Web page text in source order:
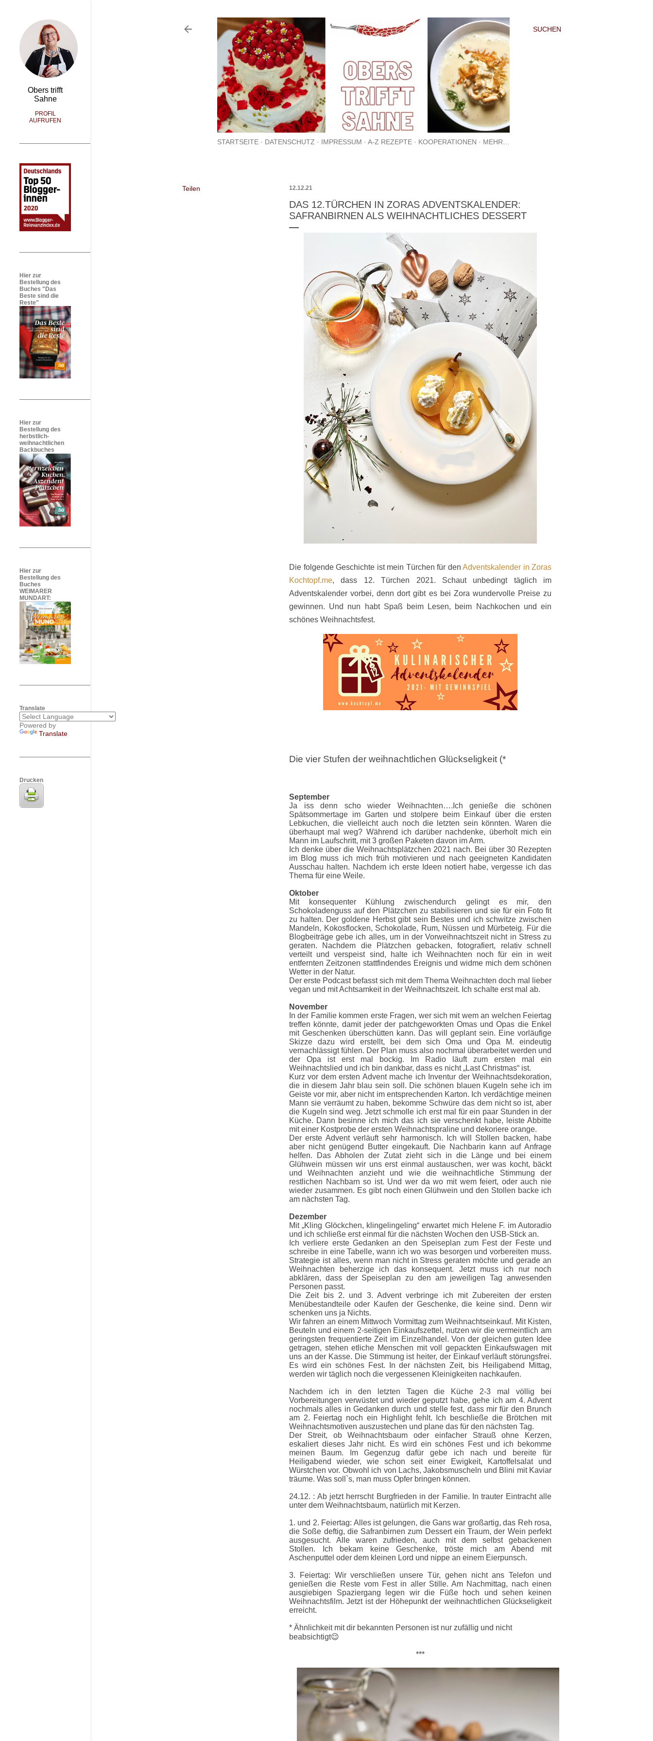
SUCHEN
STARTSEITE DATENSCHUTZ IMPRESSUM A-Z REZEPTE KOOPERATIONEN MEHR…
Teilen 12.12.21
DAS 12.TÜRCHEN IN ZORAS ADVENTSKALENDER:
SAFRANBIRNEN ALS WEIHNACHTLICHES DESSERT
Die folgende Geschichte ist mein Türchen für den Adventskalender in Zoras
Kochtopf.me, dass 12. Türchen 2021. Schaut unbedingt täglich im
Adventskalender vorbei, denn dort gibt es bei Zora wundervolle Preise zu
gewinnen. Und nun habt Spaß beim Lesen, beim Nachkochen und ein
schönes Weihnachtsfest.
Die vier Stufen der weihnachtlichen Glückseligkeit (*
September
Ja iss denn scho wieder Weihnachten….Ich genieße die schönen
Spätsommertage im Garten und stolpere beim Einkauf über die ersten
Lebkuchen, die vielleicht auch noch die letzten sein könnten. Waren die
überhaupt mal weg? Während ich darüber nachdenke, überholt mich ein
Mann im Laufschritt, mit 3 großen Paketen davon im Arm.
Ich denke über die Weihnachtsplätzchen 2021 nach. Bei über 30 Rezepten
im Blog muss ich mich früh motivieren und nach geeigneten Kandidaten
Ausschau halten. Nachdem ich erste Ideen notiert habe, vergesse ich das
Thema für eine Weile.
Oktober
Mit konsequenter Kühlung zwischendurch gelingt es mir, den
Schokoladenguss auf den Plätzchen zu stabilisieren und sie für ein Foto fit
zu halten. Der goldene Herbst gibt sein Bestes und ich schwitze zwischen
Mandeln, Kokosflocken, Schokolade, Rum, Nüssen und Mürbeteig. Für die
Blogbeiträge gebe ich alles, um in der Vorweihnachtszeit nicht in Stress zu
geraten. Nachdem die Plätzchen gebacken, fotografiert, relativ schnell
verteilt und verspeist sind, halte ich Weihnachten noch für ein in weit
entfernten Zeitzonen stattfindendes Ereignis und widme mich dem schönen
Wetter in der Natur.
Der erste Podcast befasst sich mit dem Thema Weihnachten doch mal lieber
vegan und mit Achtsamkeit in der Weihnachtszeit. Ich schalte erst mal ab.
November
In der Familie kommen erste Fragen, wer sich mit wem an welchen Feiertag
treffen könnte, damit jeder der patchgeworkten Omas und Opas die Enkel
mit Geschenken überschütten kann. Das will geplant sein. Eine vorläufige
Skizze dazu wird erstellt, bei dem sich Oma und Opa M. eindeutig
vernachlässigt fühlen. Der Plan muss also nochmal überarbeitet werden und
der Opa ist erst mal bockig. Im Radio läuft zum ersten mal ein
Weihnachtslied und ich bin dankbar, dass es nicht „Last Christmas“ ist.
Kurz vor dem ersten Advent mache ich Inventur der Weihnachtsdekoration,
die in diesem Jahr blau sein soll. Die schönen blauen Kugeln sehe ich im
Geiste vor mir, aber nicht im entsprechenden Karton. Ich verdächtige meinen
Mann sie verräumt zu haben, bekomme Schwüre das dem nicht so ist, aber
die Kugeln sind weg. Jetzt schmolle ich erst mal für ein paar Stunden in der
Küche. Dann besinne ich mich das ich sie verschenkt habe, leiste Abbitte
mit einer Kostprobe der ersten Weihnachtspraline und dekoriere orange.
Der erste Advent verläuft sehr harmonisch. Ich will Stollen backen, habe
aber nicht genügend Butter eingekauft. Die Nachbarin kann auf Anfrage
helfen. Das Abholen der Zutat zieht sich in die Länge und bei einem
Glühwein müssen wir uns erst einmal austauschen, wer was kocht, bäckt
und Weihnachten anzieht und wie die weihnachtliche Stimmung der
restlichen Nachbarn so ist. Und wer da wo mit wem feiert, oder auch nie
wieder zusammen. Es gibt noch einen Glühwein und den Stollen backe ich
am nächsten Tag.
Dezember
Mit „Kling Glöckchen, klingelingeling“ erwartet mich Helene F. im Autoradio
und ich schließe erst einmal für die nächsten Wochen den USB-Stick an.
Ich verliere erste Gedanken an den Speiseplan zum Fest der Feste und
schreibe in eine Tabelle, wann ich wo was besorgen und vorbereiten muss.
Strategie ist alles, wenn man nicht in Stress geraten möchte und gerade an
Weihnachten beherzige ich das konsequent. Jetzt muss ich nur noch
abklären, dass der Speiseplan zu den am jeweiligen Tag anwesenden
Personen passt.
Die Zeit bis 2. und 3. Advent verbringe ich mit Zubereiten der ersten
Menübestandteile oder Kaufen der Geschenke, die keine sind. Denn wir
schenken uns ja Nichts.
Wir fahren an einem Mittwoch Vormittag zum Weihnachtseinkauf. Mit Kisten,
Beuteln und einem 2-seitigen Einkaufszettel, nutzen wir die vermeintlich am
geringsten frequentierte Zeit im Einzelhandel. Von der gleichen guten Idee
getragen, stehen etliche Menschen mit voll gepackten Einkaufswagen mit
uns an der Kasse. Die Stimmung ist heiter, der Einkauf verläuft störungsfrei.
Es wird ein schönes Fest. In der nächsten Zeit, bis Heiligabend Mittag,
werden wir täglich noch die vergessenen Kleinigkeiten nachkaufen.
Nachdem ich in den letzten Tagen die Küche 2-3 mal völlig bei
Vorbereitungen verwüstet und wieder geputzt habe, gehe ich am 4. Advent
nochmals alles in Gedanken durch und stelle fest, dass mir für den Brunch
am 2. Feiertag noch ein Highlight fehlt. Ich beschließe die Brötchen mit
Weihnachtsmotiven auszustechen und plane das für den nächsten Tag.
Der Streit, ob Weihnachtsbaum oder einfacher Strauß ohne Kerzen,
eskaliert dieses Jahr nicht. Es wird ein schönes Fest und ich bekomme
meinen Baum. Im Gegenzug dafür gebe ich nach und bereite für
Heiligabend wieder, wie schon seit einer Ewigkeit, Kartoffelsalat und
Würstchen vor. Obwohl ich von Lachs, Jakobsmuscheln und Blini mit Kaviar
träume. Was soll`s, man muss Opfer bringen können.
24.12. : Ab jetzt herrscht Burgfrieden in der Familie. In trauter Eintracht alle
unter dem Weihnachtsbaum, natürlich mit Kerzen.
1. und 2. Feiertag: Alles ist gelungen, die Gans war großartig, das Reh rosa,
die Soße deftig, die Safranbirnen zum Dessert ein Traum, der Wein perfekt
ausgesucht. Alle waren zufrieden, auch mit dem selbst gebackenen
Stollen.
Ich bekam keine Geschenke, tröste mich am Abend mit
Aschenputtel oder dem kleinen Lord und nippe an einem Eierpunsch.
3. Feiertag: Wir verschließen unsere Tür, gehen nicht ans Telefon und
genießen die Reste vom Fest in aller Stille. Am Nachmittag, nach einen
ausgiebigen Spaziergang legen wir die Füße hoch und sehen keinen
Weihnachtsfilm. Jetzt ist der Höhepunkt der weihnachtlichen Glückseligkeit
erreicht.
* Ähnlichkeit mit dir bekannten Personen ist nur zufällig und nicht
beabsichtigt😉
***
Obers trifft
Sahne
PROFIL
AUFRUFEN
Hier zur
Bestellung des
Buches "Das
Beste sind die
Reste"
Hier zur
Bestellung des
herbstlich-
weihnachtlichen
Backbuches
Hier zur
Bestellung des
Buches
WEIMARER
MUNDART:
Translate
Powered by
Translate
Drucken